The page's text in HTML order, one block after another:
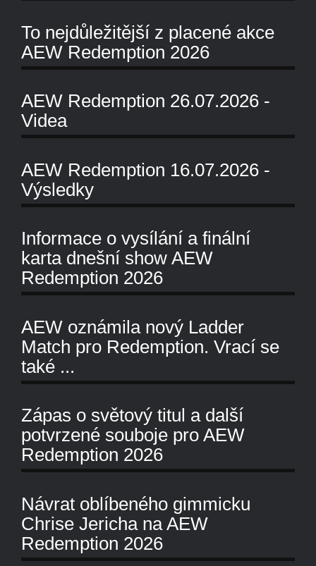
To nejdůležitější z placené akce
AEW Redemption 2026
AEW Redemption 26.07.2026 -
Videa
AEW Redemption 16.07.2026 -
Výsledky
Informace o vysílání a finální
karta dnešní show AEW
Redemption 2026
AEW oznámila nový Ladder
Match pro Redemption. Vrací se
také ...
Zápas o světový titul a další
potvrzené souboje pro AEW
Redemption 2026
Návrat oblíbeného gimmicku
Chrise Jericha na AEW
Redemption 2026